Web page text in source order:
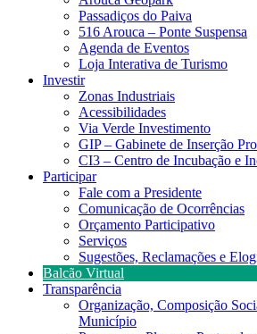
Passadiços do Paiva
516 Arouca – Ponte Suspensa
Agenda de Eventos
Loja Interativa de Turismo
Investir
Zonas Industriais
Acessibilidades
Via Verde Investimento
GIP – Gabinete de Inserção
CI3 – Centro de Incubação e
Participar
Fale com a Presidente
Comunicação de Ocorrências
Orçamento Participativo
Serviços
Sugestões, Reclamações e
Balcão Virtual
Transparência
Organização, Composição
Município